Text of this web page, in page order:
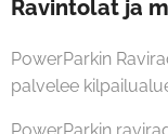
Ravintolat ja
PowerParkin
palvelee